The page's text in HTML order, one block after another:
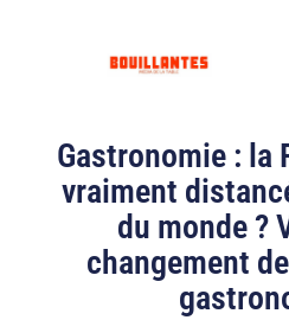
Gastronomie : la
vraiment
du monde ?
changement